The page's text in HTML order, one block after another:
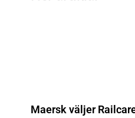
Maersk väljer